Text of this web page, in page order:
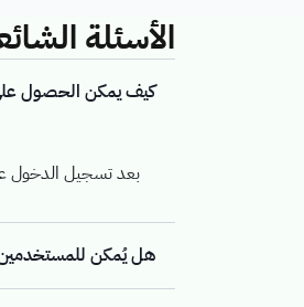
الأسئلة
كيف يمكن الحصول
بعد تسجيل الدخول
هل يُمكن للمستخدمين